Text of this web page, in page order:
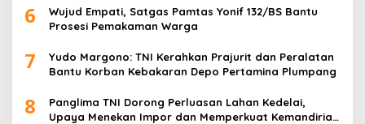
6
Wujud Empati, Satgas Pamtas Yonif 132/BS Bantu
Prosesi Pemakaman Warga
7
Yudo Margono: TNI Kerahkan Prajurit dan Peralatan
Bantu Korban Kebakaran Depo Pertamina Plumpang
8
Panglima TNI Dorong Perluasan Lahan Kedelai,
Upaya Menekan Impor dan Memperkuat Kemandirian